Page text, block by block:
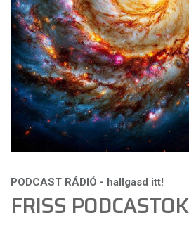
FRISS PODCASTOK